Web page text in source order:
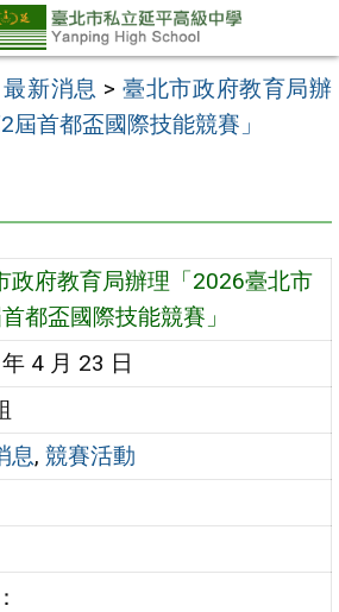
最新消息 > 臺北市政府教育局辦
首都盃國際技能競賽」
政府教育局辦理「2026臺北市
都盃國際技能競賽」
4 月 23 日
息,競賽活動